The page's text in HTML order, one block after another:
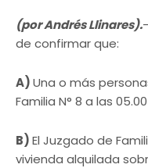
(por Andrés Llinares).
de confirmar que:
A)Una o más
Familia N° 8 a las
B)El Juzgado de
vivienda alquilada